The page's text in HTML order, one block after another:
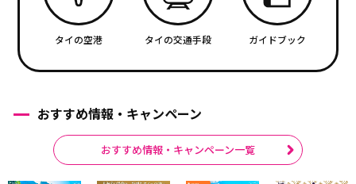
タイの空港 タイの交通手段 ガイドブック
おすすめ情報・キャンペーン
おすすめ情報・キャンペーン一覧